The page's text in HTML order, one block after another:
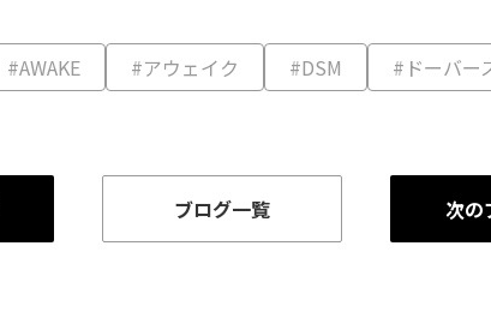
#AWAKE #アウェイク #DSM #ドーバー
ブログ一覧 次の